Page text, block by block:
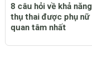
8 câu hỏi về khả năng
thụ thai được phụ nữ
quan tâm nhất